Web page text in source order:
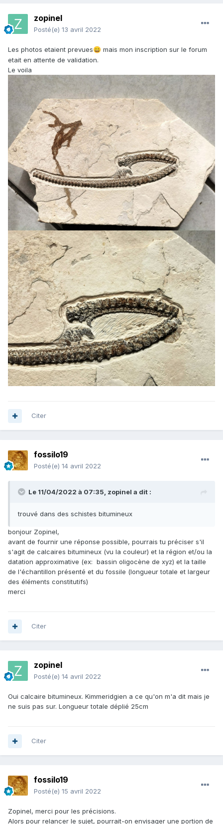
zopinel
Posté(e) 13 avril 2022
Les photos etaient prevues😄 mais mon inscription sur le forum
etait en attente de validation.
Le voila
Citer
fossilo19
Posté(e) 14 avril 2022
Le 11/04/2022 à 07:35, zopinel a dit :
trouvé dans des schistes bitumineux
bonjour Zopinel,
avant de fournir une réponse possible, pourrais tu préciser s'il
s'agit de calcaires bitumineux (vu la couleur) et la région et/ou la
datation approximative (ex: bassin oligocène de xyz) et la taille
de l'échantillon présenté et du fossile (longueur totale et largeur
des éléments constitutifs)
merci
Citer
zopinel
Posté(e) 14 avril 2022
Oui calcaire bitumineux. Kimmeridgien a ce qu'on m'a dit mais je
ne suis pas sur. Longueur totale déplié 25cm
Citer
fossilo19
Posté(e) 15 avril 2022
Zopinel, merci pour les précisions.
Alors pour relancer le sujet, pourrait-on envisager une portion de